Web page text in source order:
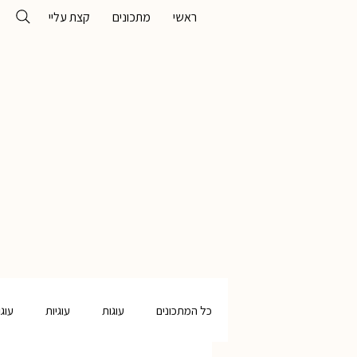
ראשי מתכונים קצת עליי
כל המתכונים עוגות עוגיות